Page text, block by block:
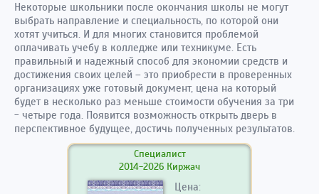
Некоторые школьники после окончания школы не могут
выбрать направление и специальность, по которой они
хотят учиться. И для многих становится проблемой
оплачивать учебу в колледже или техникуме. Есть
правильный и надежный способ для экономии средств и
достижения своих целей – это приобрести в проверенных
организациях уже готовый документ, цена на который
будет в несколько раз меньше стоимости обучения за три
- четыре года. Появится возможность открыть дверь в
перспективное будущее, достичь полученных результатов.
Специалист
2014-2026 Киржач
Цена: